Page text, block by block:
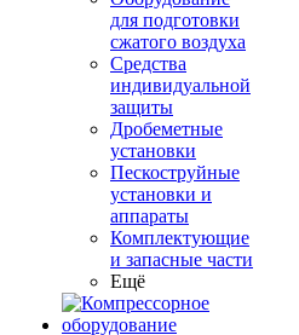
для подготовки
сжатого воздуха
Средства
индивидуальной
защиты
Дробеметные
установки
Пескоструйные
установки и
аппараты
Комплектующие
и запасные части
Ещё